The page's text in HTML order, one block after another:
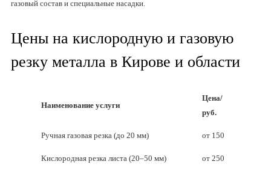
газовый состав и специальные насадки.
Цены на кислородную и газовую
резку металла в Кирове и области
Наименование услуги
Цена/
руб.
Ручная газовая резка (до 20 мм) от 150
Кислородная резка листа (20–50 мм) от 250